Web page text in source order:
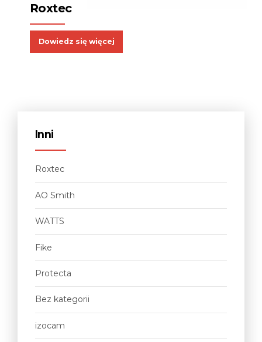
Roxtec
Dowiedz się więcej
Inni
Roxtec
AO Smith
WATTS
Fike
Protecta
Bez kategorii
izocam